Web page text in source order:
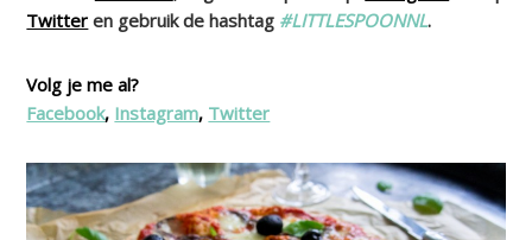
Twitter en gebruik de hashtag #LITTLESPOONNL.
Volg je me al?
Facebook, Instagram, Twitter